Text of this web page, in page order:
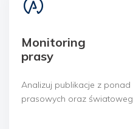
Monitoring
prasy
Analizuj publikacje z ponad
prasowych oraz